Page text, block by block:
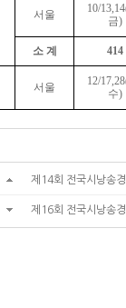
서울
10/
금)
소 계 414
서울
12/
수)
제14회 전국시낭송
제16회 전국시낭송